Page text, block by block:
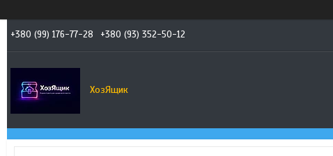
+380 (99) 176-77-28 +380 (93) 352-50-12
ХозЯщик